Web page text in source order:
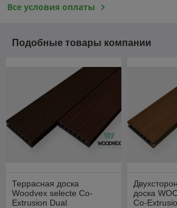
Все условия оплаты
Подобные товары компании
Террасная доска
Woodvex selecte Co-
Extrusion Dual
доска
Co-